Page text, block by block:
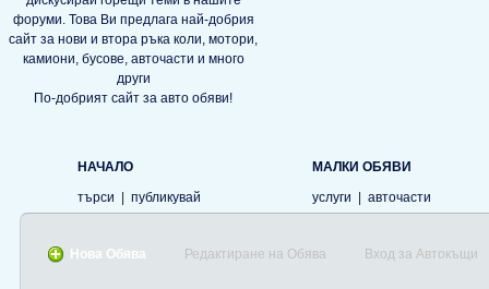
По-добрият сайт за авто обяви!
НАЧАЛО
търси
публикувай
МАЛКИ ОБЯВИ
услуги
авточасти
Нова Обява Редактиране на Обява Вход за Автокъщи